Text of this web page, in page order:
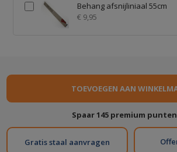
Behang afsnijliniaal 55cm
€ 9,95
Spaar145 premium punten
Gratis staal aanvragen